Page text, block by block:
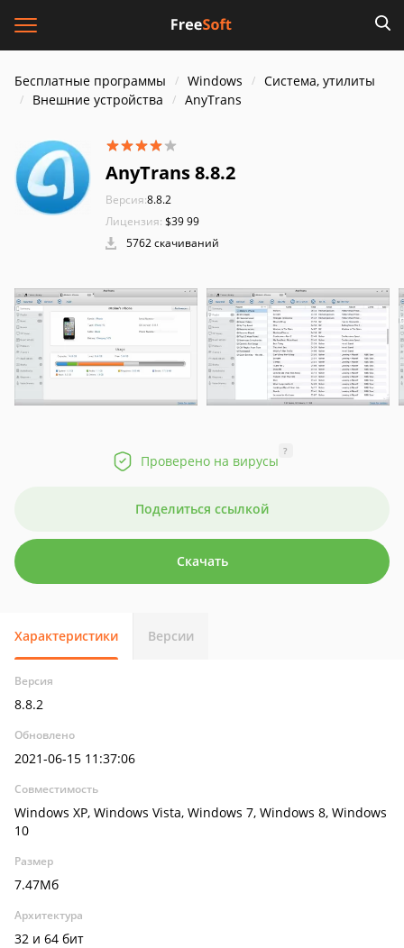
Бесплатные программы Windows
Система, утилиты
Внешние устройства
AnyTrans
AnyTrans 8.8.2
Версия:8.8.2
Лицензия: $39 99
5762 скачиваний
Проверено на вирусы
?
Поделиться ссылкой
Скачать
Характеристики Версии
Версия
8.8.2
Обновлено
2021-06-15 11:37:06
Совместимость
Windows XP, Windows Vista, Windows 7, Windows 8, Windows
10
Размер
7.47Мб
Архитектура
32 и 64 бит